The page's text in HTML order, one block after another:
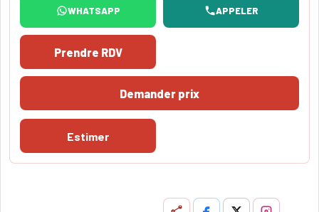
WHATSAPP APPELER
Prendre RDV
Demander prix
Estimer